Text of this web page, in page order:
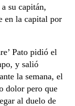
su capitán,
en la capital por
Pato pidió el
y salió
la semana, el
dolor pero que
al duelo de